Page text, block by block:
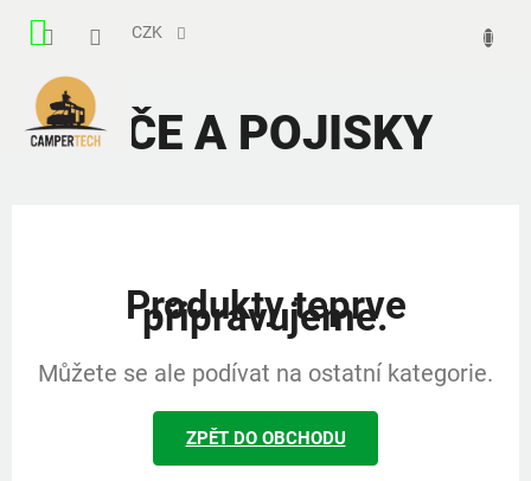
CZK
NÁKUPNÍ
JISTIČE A POJISKY
Produkty teprve
připravujeme.
Můžete se ale podívat na ostatní kategorie.
ZPĚT DO OBCHODU